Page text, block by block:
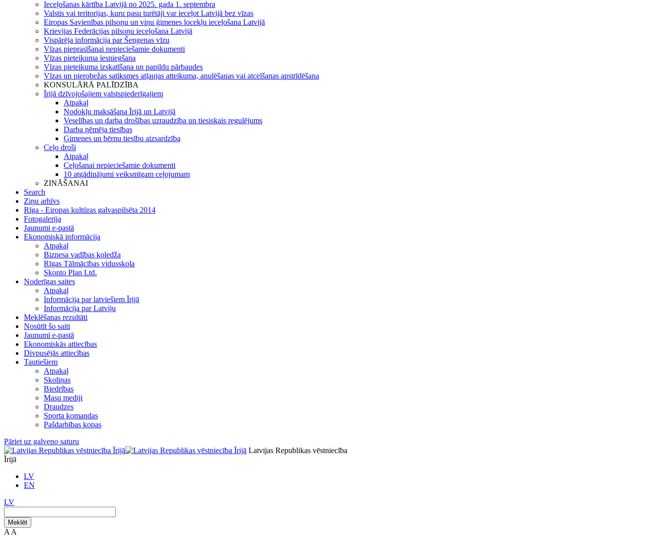
Ieceļošanas kārtība Latvijā no 2025. gada 1. septembra
Valstis vai teritorijas, kuru pasu turētāji var ieceļot Latvijā bez vīzas
Eiropas Savienības pilsoņu un viņu ģimenes locekļu ieceļošana Latvijā
Krievijas Federācijas pilsoņu ieceļošana Latvijā
Vispārēja informācija par Šengenas vīzu
Vīzas pieprasīšanai nepieciešamie dokumenti
Vīzas pieteikuma iesniegšana
Vīzas pieteikuma izskatīšana un papildu pārbaudes
Vīzas un pierobežas satiksmes atļaujas atteikuma, anulēšanas vai atcelšanas apstrīdēšana
KONSULĀRĀ PALĪDZĪBA
Īrijā dzīvojošajiem valstspiederīgajiem
Atpakaļ
Nodokļu maksāšana Īrijā un Latvijā
Veselības un darba drošības uzraudzība un tiesiskais regulējums
Darba ņēmēja tiesības
Ģimenes un bērnu tiesību aizsardzība
Ceļo droši
Atpakaļ
Ceļošanai nepieciešamie dokumenti
10 atgādinājumi veiksmīgam ceļojumam
ZINĀŠANAI
Search
Ziņu arhīvs
Rīga - Eiropas kultūras galvaspilsēta 2014
Fotogalerija
Jaunumi e-pastā
Ekonomiskā informācija
Atpakaļ
Biznesa vadības koledža
Rīgas Tālmācības vidusskola
Skonto Plan Ltd.
Noderīgas saites
Atpakaļ
Informācija par latviešiem Īrijā
Informācija par Latviju
Meklēšanas rezultāti
Nosūtīt šo saiti
Jaunumi e-pastā
Ekonomiskās attiecības
Divpusējās attiecības
Tautiešiem
Atpakaļ
Skoliņas
Biedrības
Masu mediji
Draudzes
Sporta komandas
Pašdarbības kopas
Pāriet uz galveno saturu
Latvijas Republikas vēstniecība
Īrijā
LV
EN
LV
Meklēt
A A